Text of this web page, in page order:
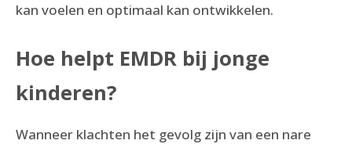
kan voelen en optimaal kan ontwikkelen.
Hoe helpt EMDR bij jonge
kinderen?
Wanneer klachten het gevolg zijn van een nare